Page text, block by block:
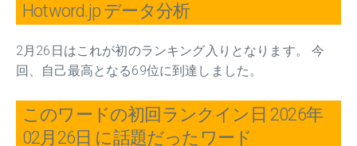
Hotword.jp データ分析
2月26日はこれが初のランキング入りとなります。 今
回、自己最高となる69位に到達しました。
このワードの初回ランクイン日 2026年
02月26日 に話題だったワード